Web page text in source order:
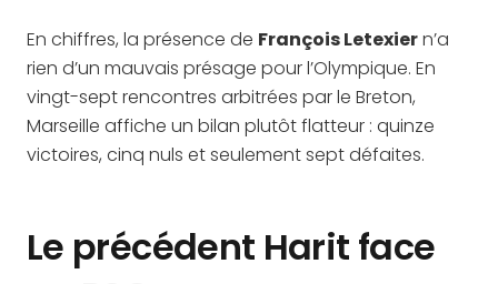
En chiffres, la présence de François Letexiern’a
rien d’un mauvais présage pour l’Olympique. En
vingt-sept rencontres arbitrées par le Breton,
Marseille affiche un bilan plutôt flatteur : quinze
victoires, cinq nuls et seulement sept défaites.
Le précédent Harit face